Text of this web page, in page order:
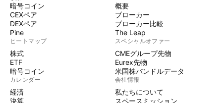
暗号コイン
CEXペア
DEXペア
Pine
ヒートマップ
株式
ETF
暗号コイン
カレンダー
経済
決算
概要
ブローカー
ブローカー比較
The Leap
スペシャルオファー
CMEグループ先物
Eurex先物
米国株バンドルデータ
会社情報
私たちについて
スペースミッション